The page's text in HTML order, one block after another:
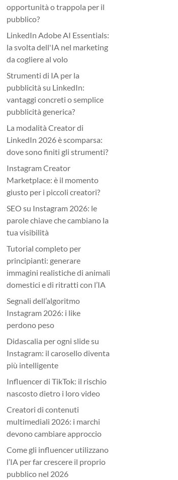
opportunità o trappola per il
pubblico?
LinkedIn Adobe AI Essentials:
la svolta dell'IA nel marketing
da cogliere al volo
Strumenti di IA per la
pubblicità su LinkedIn:
vantaggi concreti o semplice
pubblicità generica?
La modalità Creator di
LinkedIn 2026 è scomparsa:
dove sono finiti gli strumenti?
Instagram Creator
Marketplace: è il momento
giusto per i piccoli creatori?
SEO su Instagram 2026: le
parole chiave che cambiano la
tua visibilità
Tutorial completo per
principianti: generare
immagini realistiche di animali
domestici e di ritratti con l’IA
Segnali dell’algoritmo
Instagram 2026: i like
perdono peso
Didascalia per ogni slide su
Instagram: il carosello diventa
più intelligente
Influencer di TikTok: il rischio
nascosto dietro i loro video
Creatori di contenuti
multimediali 2026: i marchi
devono cambiare approccio
Come gli influencer utilizzano
l’IA per far crescere il proprio
pubblico nel 2026